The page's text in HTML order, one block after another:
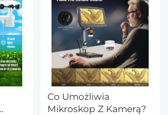
Co Umożliwia
Mikroskop Z Kamerą?